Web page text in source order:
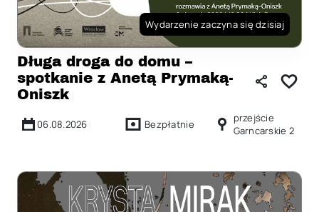
Wydarzenie zaczyna się dzisiaj
Długa droga do domu –
spotkanie z Anetą Prymaką-
Oniszk
06.08.2026 Bezpłatnie
przejście
Garncarskie 2